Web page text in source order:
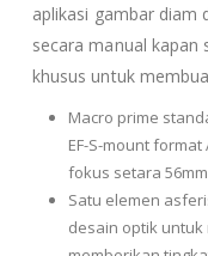
aplikasi gambar diam
secara manual
khusus untuk
Macro prime
EF-S-mount
fokus setara
Satu elemen
desain optik